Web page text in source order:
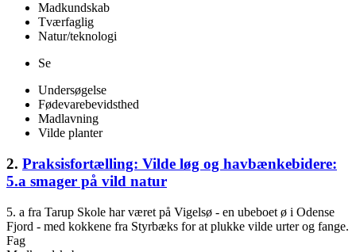
Madkundskab
Tværfaglig
Natur/teknologi
Se
Undersøgelse
Fødevarebevidsthed
Madlavning
Vilde planter
2. Praksisfortælling: Vilde løg og havbænkebidere:
5.a smager på vild natur
5. a fra Tarup Skole har været på Vigelsø - en ubeboet ø i Odense
Fjord - med kokkene fra Styrbæks for at plukke vilde urter og fange.
Fag